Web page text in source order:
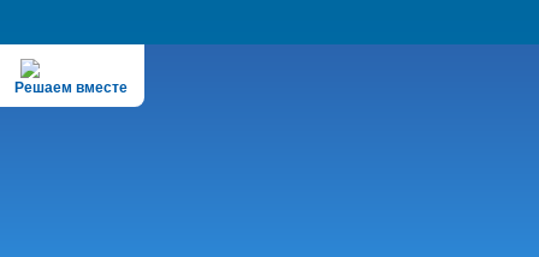
Решаем вместе